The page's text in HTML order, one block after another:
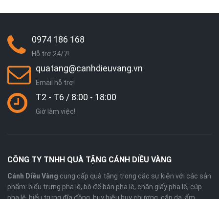
0974 186 168
Hỗ trợ 24/7!
quatang@canhdieuvang.vn
Email hỗ trợ!
T2 - T6 / 8:00 - 18:00
Giờ làm việc!
CÔNG TY TNHH QUÀ TẶNG CÁNH DIỀU VÀNG
Cánh Diều Vàng cung cấp quà tặng trong các sự kiện với các sản
phẩm: biểu trưng pha lê, bộ để bàn pha lê, chặn giấy pha lê, cúp